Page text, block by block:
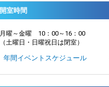
開室時間
月曜～金曜 10：00～16：00
（土曜日・日曜祝日は閉室）
年間イベントスケジュール